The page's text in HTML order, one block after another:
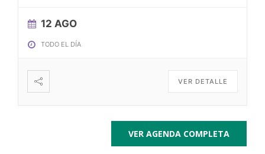
12 AGO
TODO EL DÍA
VER DETALLE
VER AGENDA COMPLETA